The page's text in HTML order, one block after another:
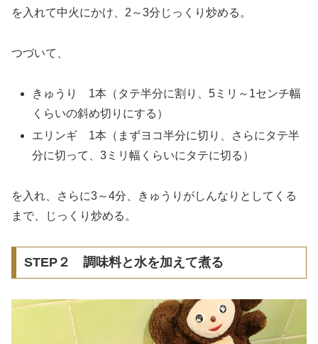
を入れて中火にかけ、2～3分じっくり炒める。
つづいて、
きゅうり 1本（タテ半分に割り、5ミリ～1センチ幅
くらいの斜め切りにする）
エリンギ 1本（まずヨコ半分に切り、さらにタテ半
分に切って、3ミリ幅くらいにタテに切る）
を入れ、さらに3～4分、きゅうりがしんなりとしてくる
まで、じっくり炒める。
STEP２ 調味料と水を加えて煮る